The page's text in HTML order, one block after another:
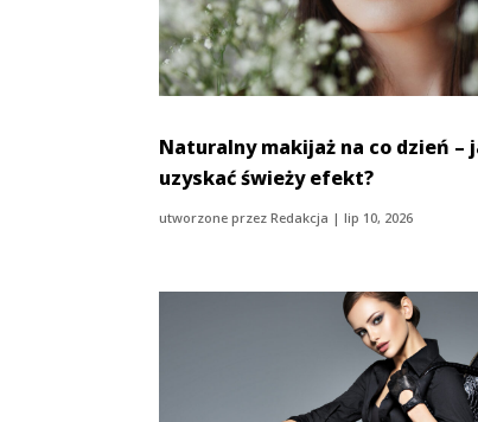
Naturalny makijaż na co dzień –
uzyskać świeży efekt?
utworzone przezRedakcja |lip 10, 2026